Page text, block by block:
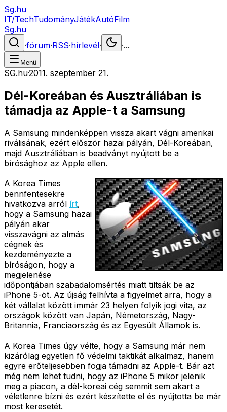
Sg.hu
IT/TechTudományJátékAutóFilm
Sg.hu
·fórum·RSS·hírlevél· ·...
Menü
SG.hu·2011. szeptember 21.
Dél-Koreában és Ausztráliában is
támadja az Apple-t a Samsung
A Samsung mindenképpen vissza akart vágni amerikai
riválisának, ezért először hazai pályán, Dél-Koreában,
majd Ausztráliában is beadványt nyújtott be a
bírósághoz az Apple ellen.
A Korea Times
bennfentesekre
hivatkozva arról írt,
hogy a Samsung hazai
pályán akar
visszavágni az almás
cégnek és
kezdeményezte a
bíróságon, hogy a
megjelenése
időpontjában szabadalomsértés miatt tiltsák be az
iPhone 5-öt. Az újság felhívta a figyelmet arra, hogy a
két vállalat között immár 23 helyen folyik jogi vita, az
országok között van Japán, Németország, Nagy-
Britannia, Franciaország és az Egyesült Államok is.
A Korea Times úgy vélte, hogy a Samsung már nem
kizárólag egyetlen fő védelmi taktikát alkalmaz, hanem
egyre erőteljesebben fogja támadni az Apple-t. Bár azt
még nem lehet tudni, hogy az iPhone 5 mikor jelenik
meg a piacon, a dél-koreai cég semmit sem akart a
véletlenre bízni és ezért készítette el és nyújtotta be már
most keresetét.